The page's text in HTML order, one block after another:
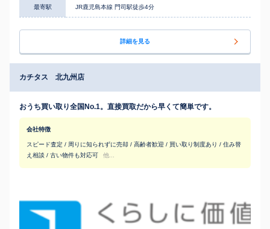
最寄駅 JR鹿児島本線 門司駅徒歩4分
詳細を見る
カチタス 北九州店
おうち買い取り全国No.1。直接買取だから早くて簡単です。
会社特徴
スピード査定 / 周りに知られずに売却 / 高齢者歓迎 / 買い取り制度あり / 住み替
え相談 / 古い物件も対応可
他...